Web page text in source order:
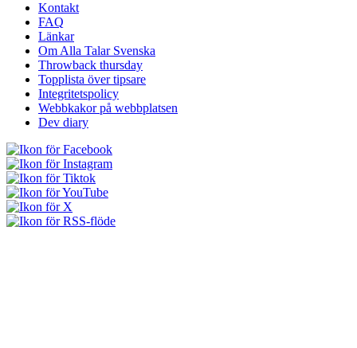
Kontakt
FAQ
Länkar
Om Alla Talar Svenska
Throwback thursday
Topplista över tipsare
Integritetspolicy
Webbkakor på webbplatsen
Dev diary